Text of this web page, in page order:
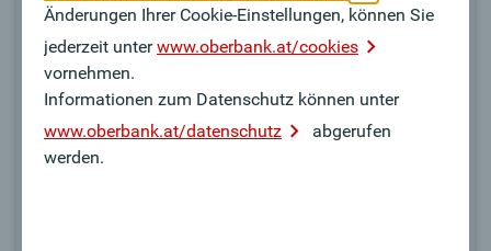
Durch aktives Risiko-Management sichern Sie Ihre
Umsätze und Erträge aus Ihren Geschäften im In- und
Ausland.
Mehr Infos
Änderungen Ihrer Cookie-Einstellungen, können Sie
jederzeit unterwww.oberbank.at/cookies
vornehmen.
Informationen zum Datenschutz können unter
www.oberbank.at/datenschutz
abgerufen
werden.